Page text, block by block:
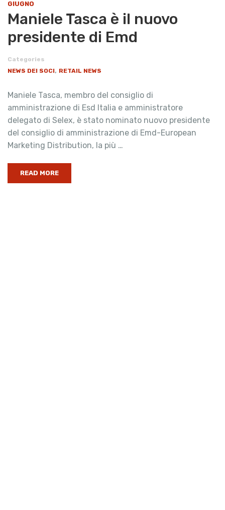
GIUGNO
Maniele Tasca è il nuovo
presidente di Emd
Categories
NEWS DEI SOCI, RETAIL NEWS
Maniele Tasca, membro del consiglio di
amministrazione di Esd Italia e amministratore
delegato di Selex, è stato nominato nuovo presidente
del consiglio di amministrazione di Emd-European
Marketing Distribution, la più …
READ MORE